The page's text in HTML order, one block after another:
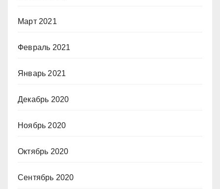
Март 2021
Февраль 2021
Январь 2021
Декабрь 2020
Ноябрь 2020
Октябрь 2020
Сентябрь 2020